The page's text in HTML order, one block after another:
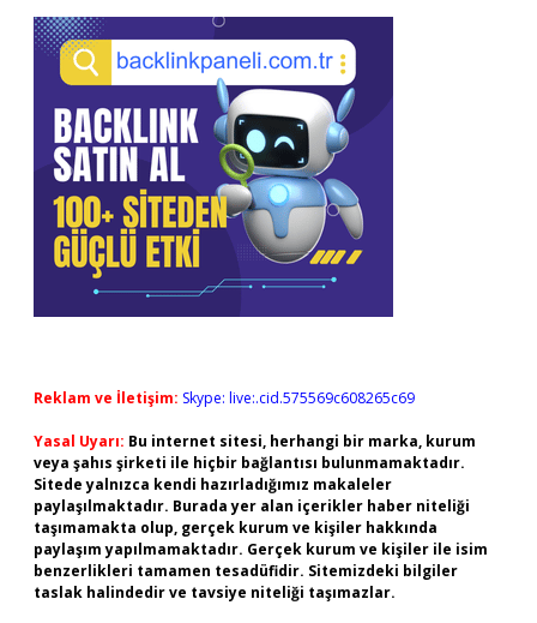
Reklam ve İletişim: Skype: live:.cid.575569c608265c69
Yasal Uyarı: Bu internet sitesi, herhangi bir marka, kurum
veya şahıs şirketi ile hiçbir bağlantısı bulunmamaktadır.
Sitede yalnızca kendi hazırladığımız makaleler
paylaşılmaktadır. Burada yer alan içerikler haber niteliği
taşımamakta olup, gerçek kurum ve kişiler hakkında
paylaşım yapılmamaktadır. Gerçek kurum ve kişiler ile isim
benzerlikleri tamamen tesadüfidir. Sitemizdeki bilgiler
taslak halindedir ve tavsiye niteliği taşımazlar.